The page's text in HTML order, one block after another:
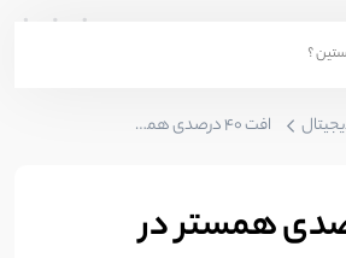
افت ۴۰ درصدی همستر در روزهای اولیه لیست شدن؛ بفروشیم یا نگه‌ داریم؟
درصدی همستر در